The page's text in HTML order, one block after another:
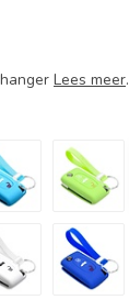
Lees meer.